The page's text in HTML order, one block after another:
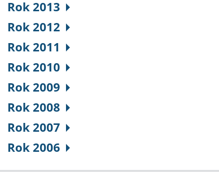
Rok 2013
Rok 2012
Rok 2011
Rok 2010
Rok 2009
Rok 2008
Rok 2007
Rok 2006